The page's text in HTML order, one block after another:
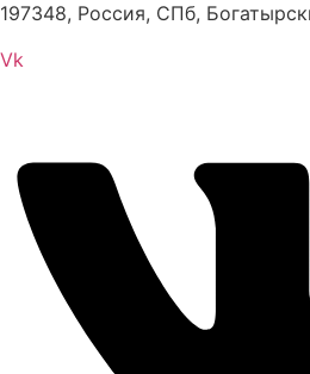
197348, Россия, СПб,
Vk